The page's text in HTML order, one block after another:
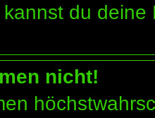
du
nicht!